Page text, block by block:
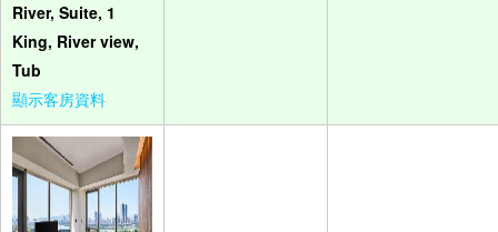
River, Suite, 1
King, River view,
Tub
顯示客房資料